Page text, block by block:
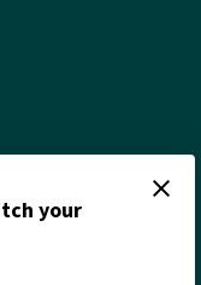
close
your